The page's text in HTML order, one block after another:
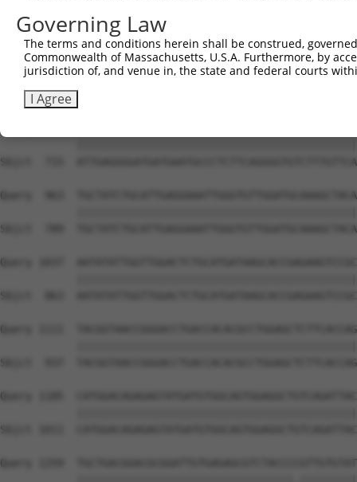
Governing Law
The terms and conditions herein shall be construed,
Commonwealth of Massachusetts, U.S.A. Furthermore, by
jurisdiction of, and venue in, the state and federal courts
I Agree